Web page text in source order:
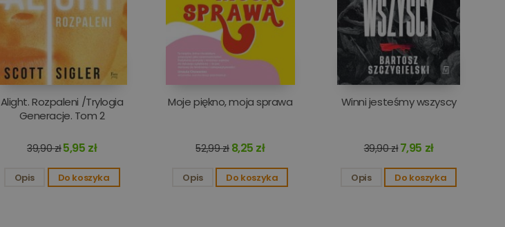
Alight. Rozpaleni /Trylogia
Generacje. Tom 2
39,90 zł5,95 zł
Opis Do koszyka
Moje piękno, moja sprawa
52,99 zł 8,25 zł
Opis Do koszyka
Winni jesteśmy wszyscy
39,90 zł7,95 zł
Opis Do koszyka
stanowi istotną aktualizację powszechnie używanej usługi analitycznej
Google. Ten plik cookie służy do rozróżniania unikalnych użytkowników
poprzez przypisanie losowo wygenerowanej liczby jako identyfikatora klienta.
Jest on uwzględniony w każdym żądaniu strony w witrynie i służy do
obliczania danych dotyczących odwiedzających, sesji i kampanii na potrzeby
raportów analitycznych witryn.
liczenia i śledzenia odsłon.